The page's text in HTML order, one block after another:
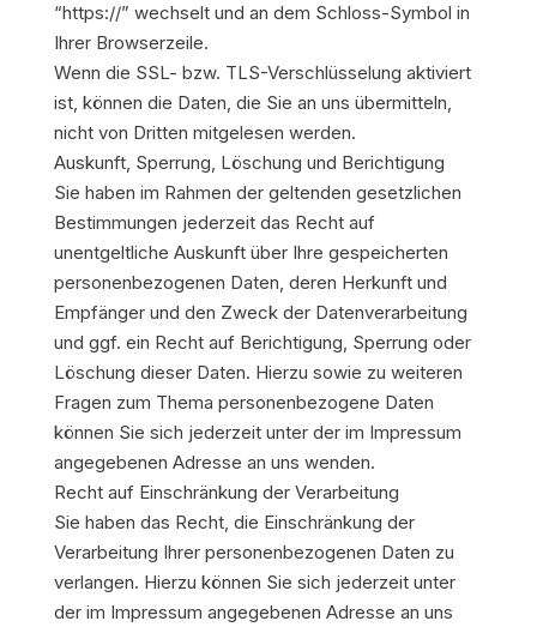
“https://” wechselt und an dem Schloss-Symbol in
Ihrer Browserzeile.
Wenn die SSL- bzw. TLS-Verschlüsselung aktiviert
ist, können die Daten, die Sie an uns übermitteln,
nicht von Dritten mitgelesen werden.
Auskunft, Sperrung, Löschung und Berichtigung
Sie haben im Rahmen der geltenden gesetzlichen
Bestimmungen jederzeit das Recht auf
unentgeltliche Auskunft über Ihre gespeicherten
personenbezogenen Daten, deren Herkunft und
Empfänger und den Zweck der Datenverarbeitung
und ggf. ein Recht auf Berichtigung, Sperrung oder
Löschung dieser Daten. Hierzu sowie zu weiteren
Fragen zum Thema personenbezogene Daten
können Sie sich jederzeit unter der im Impressum
angegebenen Adresse an uns wenden.
Recht auf Einschränkung der Verarbeitung
Sie haben das Recht, die Einschränkung der
Verarbeitung Ihrer personenbezogenen Daten zu
verlangen. Hierzu können Sie sich jederzeit unter
der im Impressum angegebenen Adresse an uns